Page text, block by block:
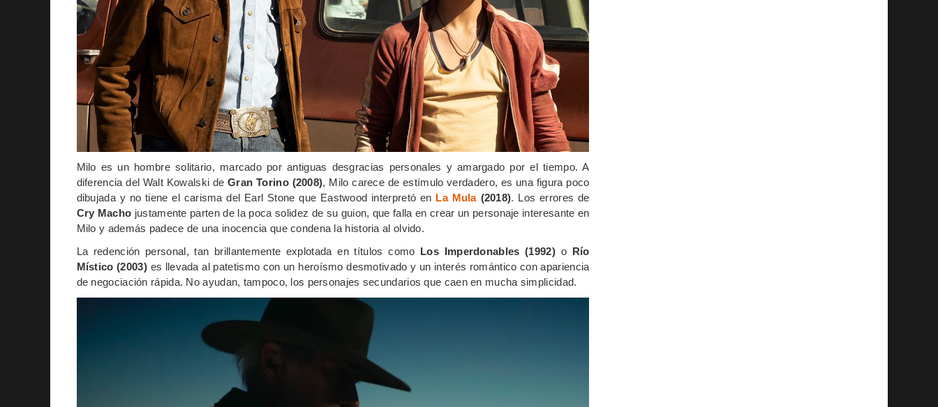
Milo es un hombre solitario, marcado por antiguas desgracias personales y amargado por el tiempo. A
diferencia del Walt Kowalski deGran Torino (2008), Milo carece de estímulo verdadero, es una figura poco
dibujada y no tiene el carisma del Earl Stone que Eastwood interpretó en La Mula(2018). Los errores de
Cry Macho justamente parten de la poca solidez de su guion, que falla en crear un personaje interesante en
Milo y además padece de una inocencia que condena la historia al olvido.
La redención personal, tan brillantemente explotada en títulos como Los Imperdonables (1992)o Río
Místico (2003)es llevada al patetismo con un heroísmo desmotivado y un interés romántico con apariencia
de negociación rápida. No ayudan, tampoco, los personajes secundarios que caen en mucha simplicidad.